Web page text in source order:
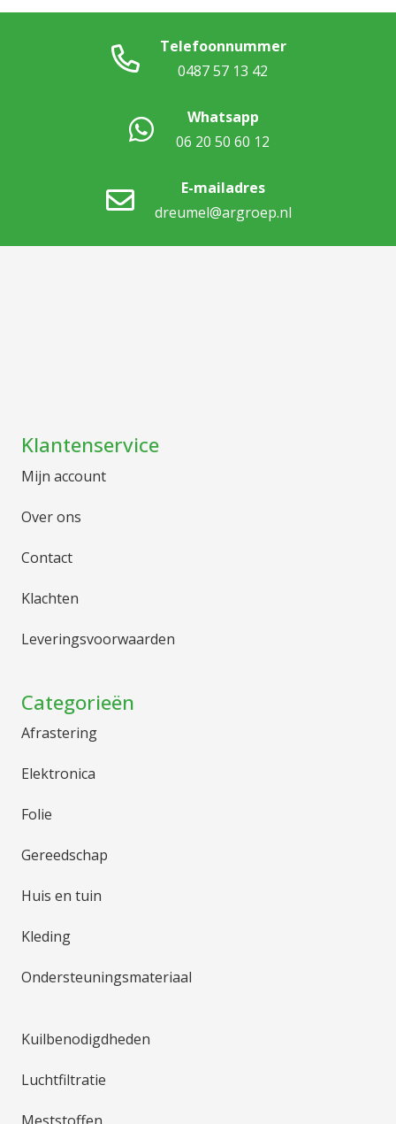
Telefoonnummer
0487 57 13 42
Whatsapp
06 20 50 60 12
E-mailadres
dreumel@argroep.nl
Klantenservice
Mijn account
Over ons
Contact
Klachten
Leveringsvoorwaarden
Categorieën
Afrastering
Elektronica
Folie
Gereedschap
Huis en tuin
Kleding
Ondersteuningsmateriaal
Kuilbenodigdheden
Luchtfiltratie